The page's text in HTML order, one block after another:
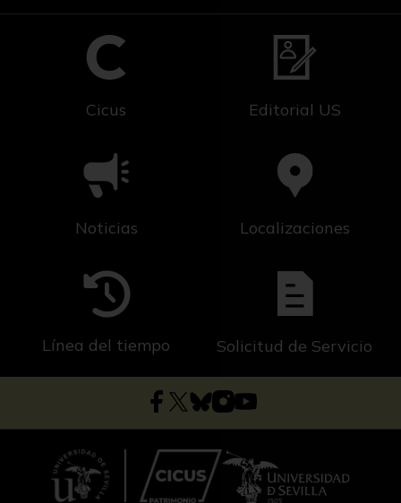
Cicus Editorial US
Noticias Localizaciones
Línea del tiempo Solicitud de Servicio